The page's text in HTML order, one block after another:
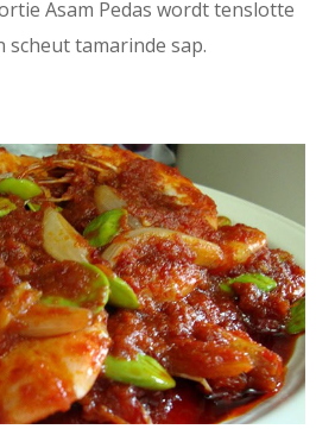
Asam Pedas wordt tenslotte
scheut tamarinde sap.